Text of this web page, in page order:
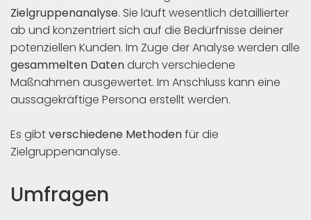
Zielgruppenanalyse. Sie läuft wesentlich detaillierter
ab und konzentriert sich auf die Bedürfnisse deiner
potenziellen Kunden. Im Zuge der Analyse werden alle
gesammelten Datendurch verschiedene
Maßnahmen ausgewertet. Im Anschluss kann eine
aussagekräftige Persona erstellt werden.
Es gibtverschiedene Methodenfür die
Zielgruppenanalyse.
Umfragen